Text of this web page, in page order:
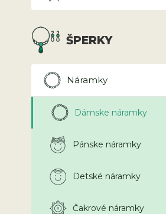
ŠPERKY
Náramky
Dámske náramky
Pánske náramky
Detské náramky
Čakrové náramky